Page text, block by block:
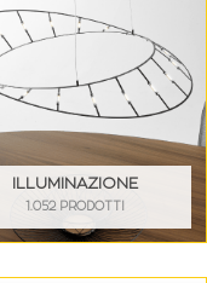
ILLUMINAZIONE
1.052 PRODOTTI